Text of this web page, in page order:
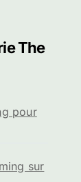
The
pour
sur